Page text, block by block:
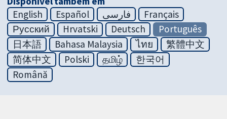
English
Español فارسی
Français
Русский
Hrvatski Deutsch
Português
日本語
Bahasa Malaysia ไทย
繁體中文
简体中文
Polski தமிழ்
한국어
Română